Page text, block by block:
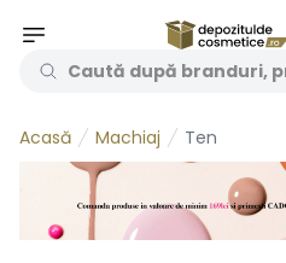
Acasă Machiaj Ten